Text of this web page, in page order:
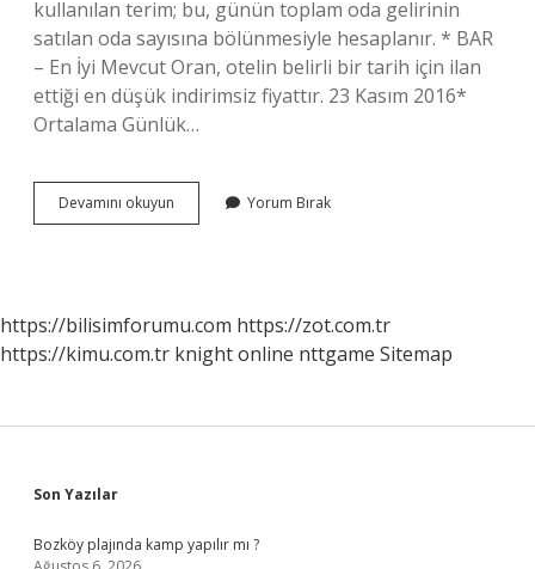
kullanılan terim; bu, günün toplam oda gelirinin
satılan oda sayısına bölünmesiyle hesaplanır. * BAR
– En İyi Mevcut Oran, otelin belirli bir tarih için ilan
ettiği en düşük indirimsiz fiyattır. 23 Kasım 2016*
Ortalama Günlük…
Devamını okuyun
Bar
Yorum Bırak
https://bilisimforumu.com https://zot.com.tr
https://kimu.com.tr knight online nttgame Sitemap
Sidebar
Son Yazılar
Bozköy plajında kamp yapılır mı ?